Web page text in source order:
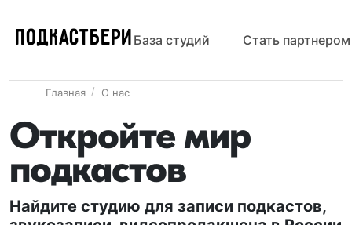
ПОДКАСТБЕРИ База студий Стать партнером
Главная О нас
Откройте мир
подкастов
Найдите студию для записи подкастов,